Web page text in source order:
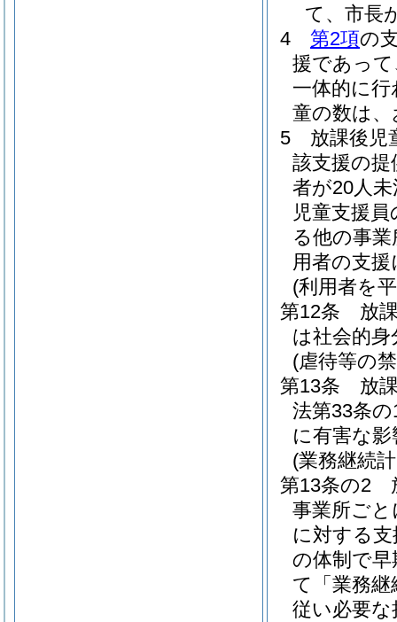
て、市長
4
第2項の
援であっ
一体的に
童の数は
5
放課後児
該支援の
者が20人
児童支援
る他の事
用者の支
(利用者を
第12条
放
は社会的
(虐待等の
第13条
放
法第33条
に有害な
(業務継続
第13条の2
事業所ご
に対する
の体制で
て「業務
従い必要